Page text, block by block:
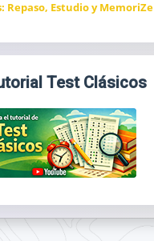
Repaso, Estudio y MemoriZe
Test Clásicos